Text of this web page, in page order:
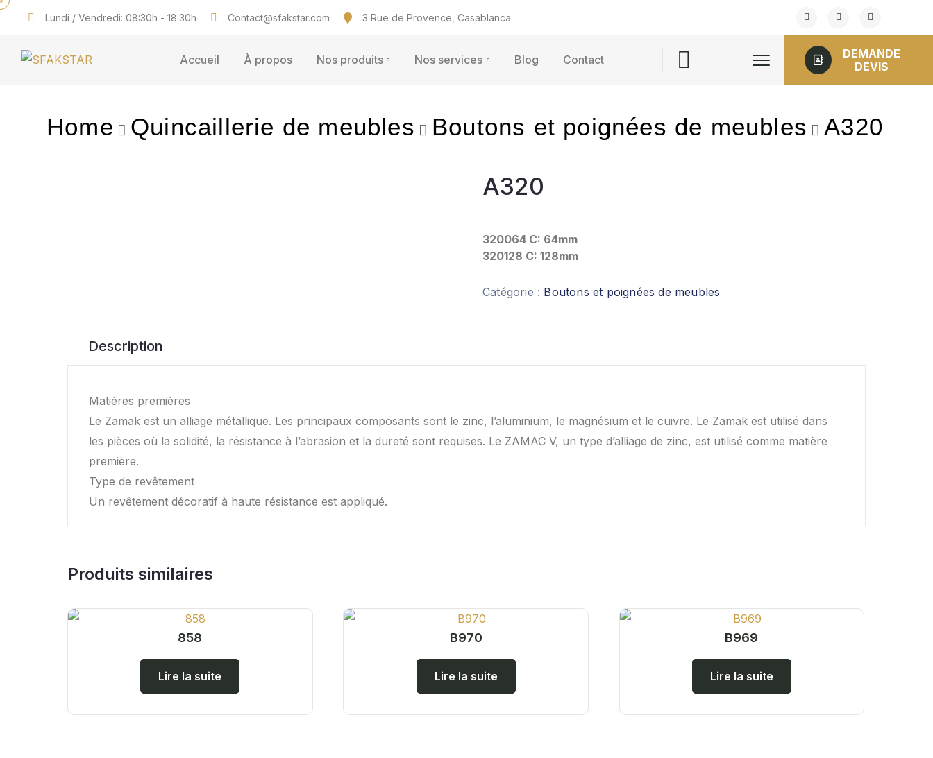
Lundi / Vendredi: 08:30h - 18:30h Contact@sfakstar.com 3 Rue de Provence, Casablanca
Accueil À propos Nos produits Nos services Blog Contact
DEMANDE
DEVIS
Home Quincaillerie de meubles Boutons et poignées de meubles A320
A320
320064 C: 64mm
320128 C: 128mm
Catégorie : Boutons et poignées de meubles
Description
Matières premières
Le Zamak est un alliage métallique. Les principaux composants sont le zinc, l’aluminium, le magnésium et le cuivre. Le Zamak est utilisé dans
les pièces où la solidité, la résistance à l’abrasion et la dureté sont requises. Le ZAMAC V, un type d’alliage de zinc, est utilisé comme matière
première.
Type de revêtement
Un revêtement décoratif à haute résistance est appliqué.
Produits similaires
858
Lire la suite
B970
Lire la suite
B969
Lire la suite